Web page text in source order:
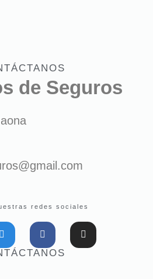
de Seguros
redes sociales